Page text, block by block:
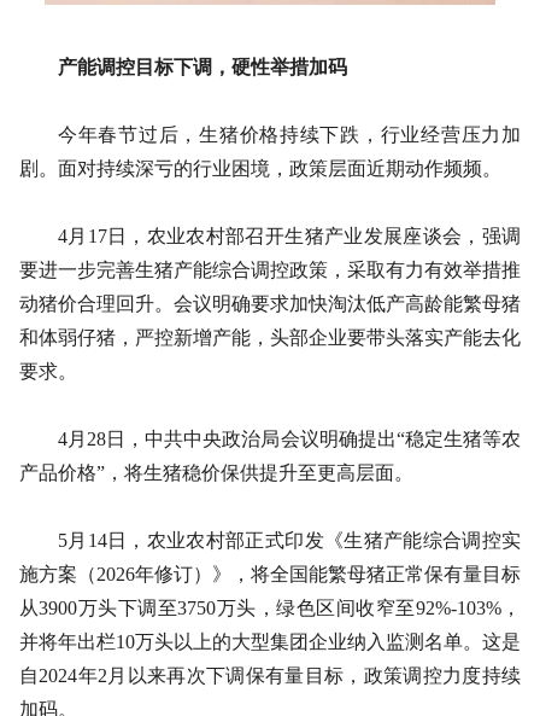
产能调控目标下调，硬性举措加码
今年春节过后，生猪价格持续下跌，行业经营压力加
剧。面对持续深亏的行业困境，政策层面近期动作频频。
4月17日，农业农村部召开生猪产业发展座谈会，强调
要进一步完善生猪产能综合调控政策，采取有力有效举措推
动猪价合理回升。会议明确要求加快淘汰低产高龄能繁母猪
和体弱仔猪，严控新增产能，头部企业要带头落实产能去化
要求。
4月28日，中共中央政治局会议明确提出“稳定生猪等农
产品价格”，将生猪稳价保供提升至更高层面。
5月14日，农业农村部正式印发《生猪产能综合调控实
施方案（2026年修订）》，将全国能繁母猪正常保有量目标
从3900万头下调至3750万头，绿色区间收窄至92%-103%，
并将年出栏10万头以上的大型集团企业纳入监测名单。这是
自2024年2月以来再次下调保有量目标，政策调控力度持续
加码。